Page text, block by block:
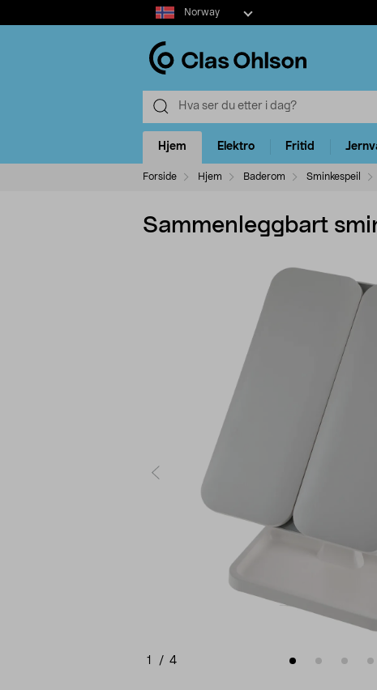
Select
market
Norway
Hjem Elektro Fritid
Forside Hjem Baderom Sminkespeil
Sammenleggbart
1 / 4